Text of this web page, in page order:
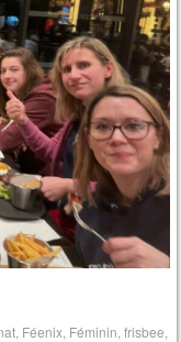
Féenix Féminin ,frisbee